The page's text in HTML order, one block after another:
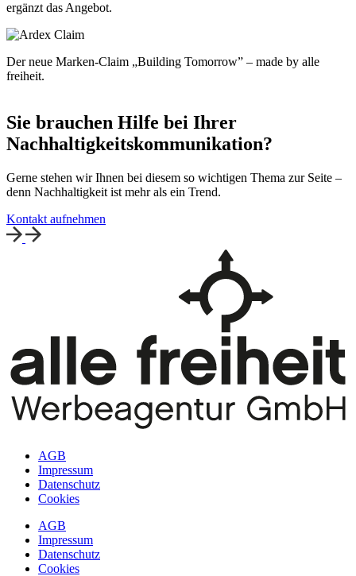
ergänzt das Angebot.
Der neue Marken-Claim „Building Tomorrow” – made by alle
freiheit.
Sie brauchen Hilfe bei Ihrer
Nachhaltigkeits­kommu­nikation?
Gerne stehen wir Ihnen bei diesem so wichtigen Thema zur Seite –
denn Nachhaltigkeit ist mehr als ein Trend.
Kontakt aufnehmen
AGB
Impressum
Datenschutz
Cookies
AGB
Impressum
Datenschutz
Cookies